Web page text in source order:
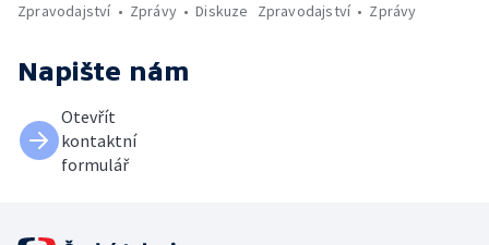
Zpravodajství
Zprávy Diskuze
Zpravodajství
Zprávy
Napište nám
Otevřít
kontaktní
formulář